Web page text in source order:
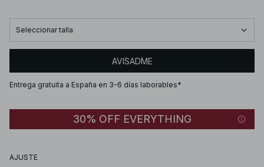
Seleccionar talla
AVISADME
Entrega gratuita a España en 3-6 días laborables*
30% OFF EVERYTHING
AJUSTE